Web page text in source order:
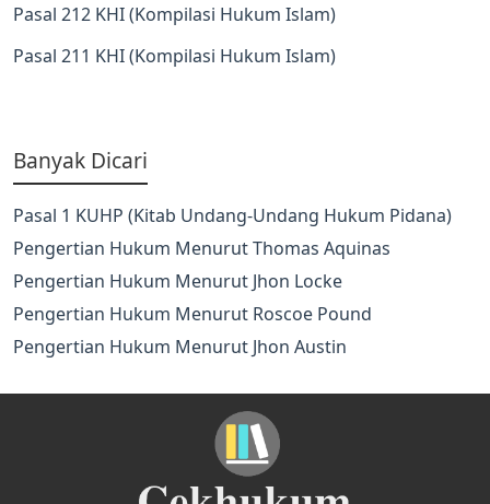
Pasal 212 KHI (Kompilasi Hukum Islam)
Pasal 211 KHI (Kompilasi Hukum Islam)
Banyak Dicari
Pasal 1 KUHP (Kitab Undang-Undang Hukum Pidana)
Pengertian Hukum Menurut Thomas Aquinas
Pengertian Hukum Menurut Jhon Locke
Pengertian Hukum Menurut Roscoe Pound
Pengertian Hukum Menurut Jhon Austin